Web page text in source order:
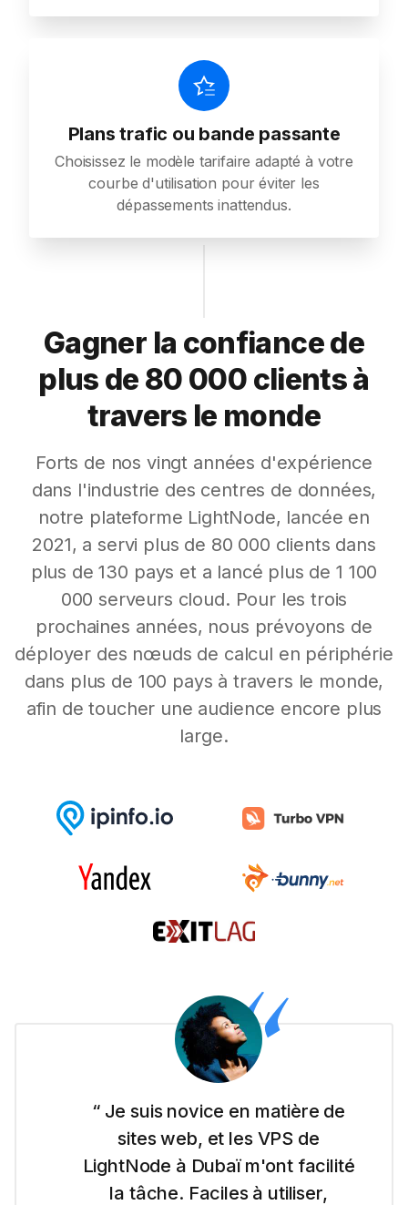
Plans trafic ou bande passante
Choisissez le modèle tarifaire adapté à votre
courbe d'utilisation pour éviter les
dépassements inattendus.
Gagner la confiance de
plus de 80 000 clients à
travers le monde
Forts de nos vingt années d'expérience
dans l'industrie des centres de données,
notre plateforme LightNode, lancée en
2021, a servi plus de 80 000 clients dans
plus de 130 pays et a lancé plus de 1 100
000 serveurs cloud. Pour les trois
prochaines années, nous prévoyons de
déployer des nœuds de calcul en périphérie
dans plus de 100 pays à travers le monde,
afin de toucher une audience encore plus
large.
“ Je suis novice en matière de
sites web, et les VPS de
LightNode à Dubaï m'ont facilité
la tâche. Faciles à utiliser,